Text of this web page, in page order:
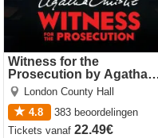
Witness for the
Prosecution by Agatha
Christie
London County Hall
4.8
383 beoordelingen
Ticketsvanaf22.49€